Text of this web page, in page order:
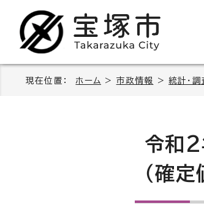
現在位置： ホーム > 市政情報 >統計・調
令和
（確